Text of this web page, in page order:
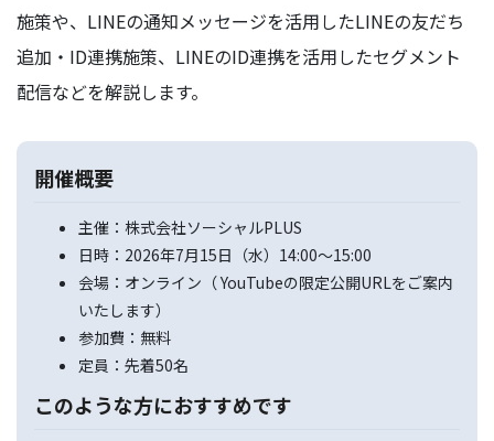
施策や、LINEの通知メッセージを活用したLINEの友だち
追加・ID連携施策、LINEのID連携を活用したセグメント
配信などを解説します。
開催概要
主催：株式会社ソーシャルPLUS
日時：2026年7月15日（水）14:00～15:00
会場：オンライン（ YouTubeの限定公開URLをご案内
いたします）
参加費：無料
定員：先着50名
このような方におすすめです